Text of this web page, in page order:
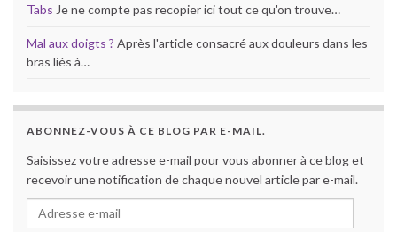
Tabs Je ne compte pas recopier ici tout ce qu'on trouve…
Mal aux doigts ? Après l'article consacré aux douleurs dans les
bras liés à…
ABONNEZ-VOUS À CE BLOG PAR E-MAIL.
Saisissez votre adresse e-mail pour vous abonner à ce blog et
recevoir une notification de chaque nouvel article par e-mail.
Adresse e-mail